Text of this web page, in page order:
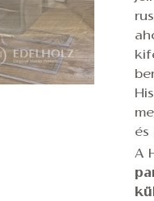
és
A